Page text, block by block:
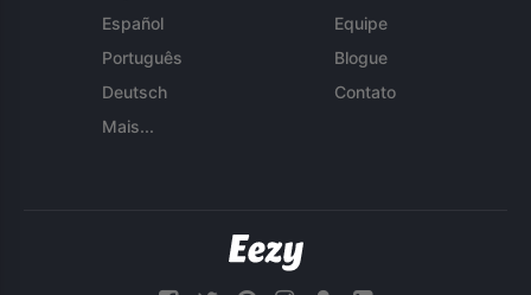
Español
Português
Deutsch
Mais...
Equipe
Blogue
Contato